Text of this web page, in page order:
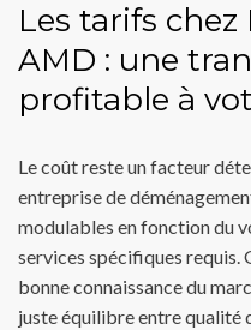
Les tarifs
AMD : une
profitable à
Le coût reste un facteur
entreprise de
modulables en fonction du
services spécifiques requis.
bonne connaissance du
juste équilibre entre qualité